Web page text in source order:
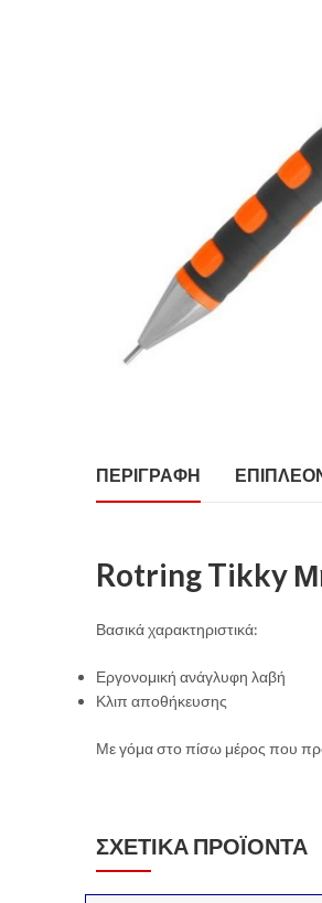
ΠΕΡΙΓΡΑΦΉ
Rotring Tikky
Βασικά χαρακτηριστικά:
Εργονομική ανάγλυφη λαβή
Κλιπ αποθήκευσης
Με γόμα στο πίσω μέρος που
ΣΧΕΤΙΚΆ ΠΡΟΪΌΝΤΑ